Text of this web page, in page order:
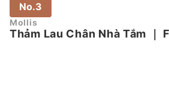
No.3
Mollis
Thảm Lau Chân Nhà Tắm